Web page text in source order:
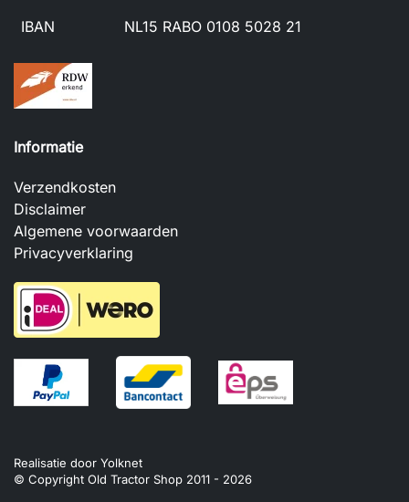
IBAN
NL15 RABO 0108 5028 21
Informatie
Verzendkosten
Disclaimer
Algemene voorwaarden
Privacyverklaring
Realisatie door Yolknet
© Copyright Old Tractor Shop 2011 - 2026